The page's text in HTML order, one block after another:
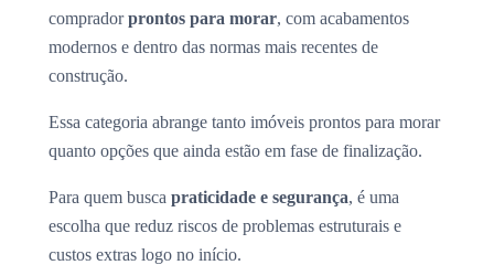
compradorprontos para morar, com acabamentos
modernos e dentro das normas mais recentes de
construção.
Essa categoria abrange tanto imóveis prontos para morar
quanto opções que ainda estão em fase de finalização.
Para quem busca praticidade e segurança, é uma
escolha que reduz riscos de problemas estruturais e
custos extras logo no início.